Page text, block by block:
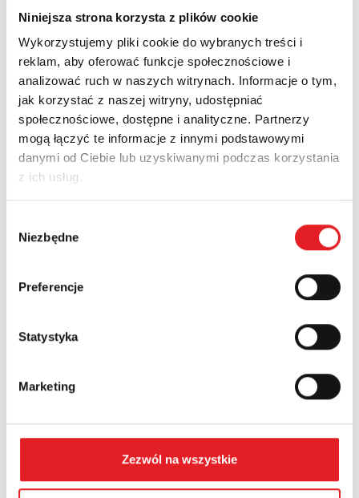
Niniejsza strona korzysta z plików cookie
Wykorzystujemy pliki cookie do wybranych treści i
reklam, aby oferować funkcje społecznościowe i
analizować ruch w naszych witrynach. Informacje o tym,
jak korzystać z naszej witryny, udostępniać
społecznościowe, dostępne i analityczne. Partnerzy
mogą łączyć te informacje z innymi podstawowymi
danymi od Ciebie lub uzyskiwanymi podczas korzystania
z ich usług.
zgody
Niezbędne
Preferencje
Statystyka
Marketing
Zezwól na wszystkie
Adres e-mail: *
Nazwa firmy:
Numer telefonu:
osobowych przez Relpol S.A. Więcej informacji na temat